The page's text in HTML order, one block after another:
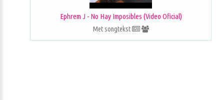
Ephrem J - No Hay Imposibles (Video Oficial)
Met songtekst